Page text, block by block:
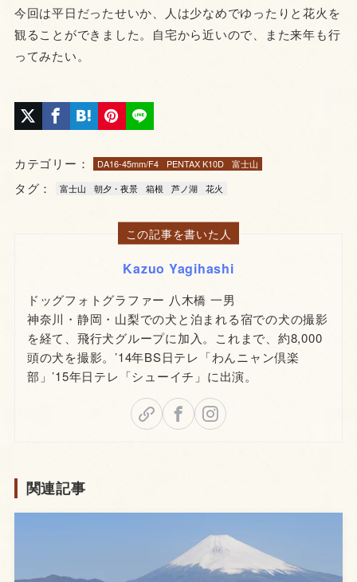
今回は平日だったせいか、人は少なめでゆったりと花火を
観ることができました。自宅から近いので、また来年も行
ってみたい。
カテゴリー： DA16-45mm/F4 PENTAX K10D 富士山
タグ： 富士山 朝夕・夜景 箱根 芦ノ湖 花火
この記事を書いた人
Kazuo Yagihashi
ドッグフォトグラファー 八木橋 一男
神奈川・静岡・山梨での犬と泊まれる宿での犬の撮影
を経て、飛行犬グループに加入。これまで、約8,000
頭の犬を撮影。’14年BS日テレ「わんニャン倶楽
部」’15年日テレ「シューイチ」に出演。
関連記事